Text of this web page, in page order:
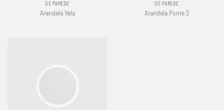
DE PAREDE
Arandela Vela
DE PAREDE
Arandela Ponte 2